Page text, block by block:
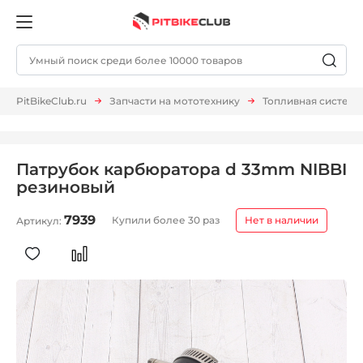
PitBikeClub.ru Запчасти на мототехнику Топливная система
Патрубок карбюратора d 33mm NIBBI
резиновый
Артикул: 7939 Купили более 30 раз Нет в наличии